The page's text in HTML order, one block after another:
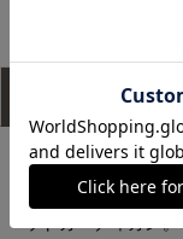
アイテム説明
■デザイン
ドルマンスリーブ